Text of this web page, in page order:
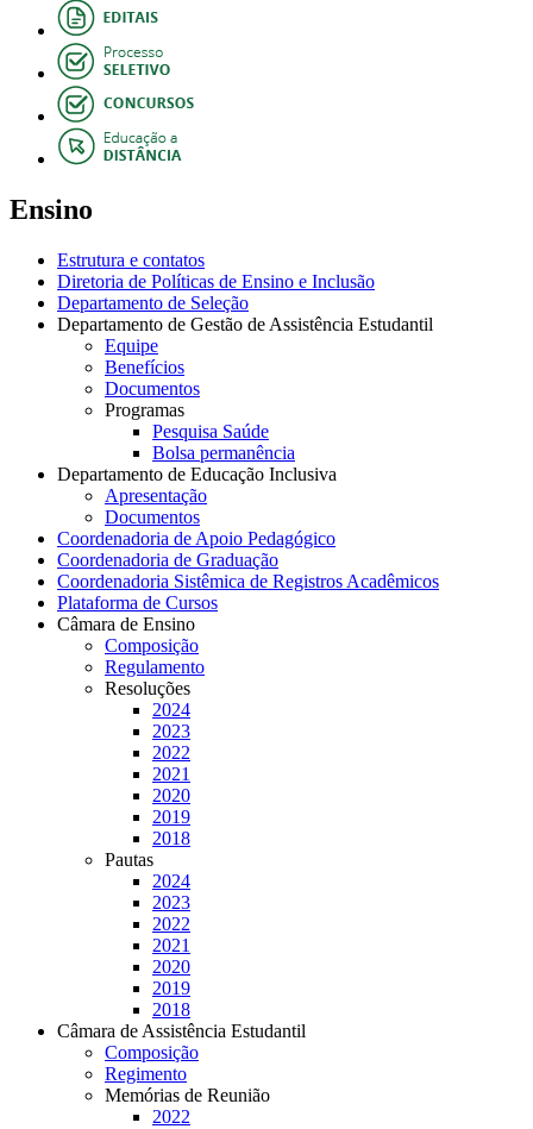
Ensino
Estrutura e contatos
Diretoria de Políticas de Ensino e Inclusão
Departamento de Seleção
Departamento de Gestão de Assistência Estudantil
Equipe
Benefícios
Documentos
Programas
Pesquisa Saúde
Bolsa permanência
Departamento de Educação Inclusiva
Apresentação
Documentos
Coordenadoria de Apoio Pedagógico
Coordenadoria de Graduação
Coordenadoria Sistêmica de Registros Acadêmicos
Plataforma de Cursos
Câmara de Ensino
Composição
Regulamento
Resoluções
2024
2023
2022
2021
2020
2019
2018
Pautas
2024
2023
2022
2021
2020
2019
2018
Câmara de Assistência Estudantil
Composição
Regimento
Memórias de Reunião
2022